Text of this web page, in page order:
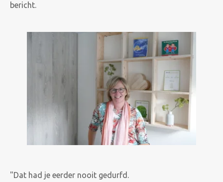
bericht.
"Dat had je eerder nooit gedurfd.